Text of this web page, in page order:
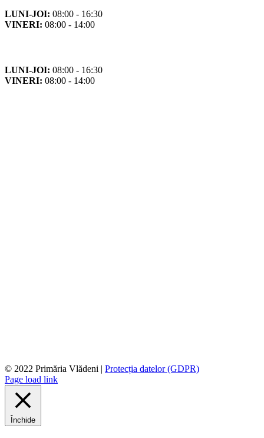
LUNI-JOI: 08:00 - 16:30
VINERI: 08:00 - 14:00
LUNI-JOI: 08:00 - 16:30
VINERI: 08:00 - 14:00
© 2022 Primăria Vlădeni | Protecția datelor (GDPR)
Page load link
Închide